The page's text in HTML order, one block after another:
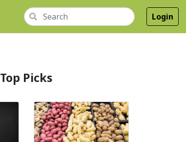
Login
Top Picks